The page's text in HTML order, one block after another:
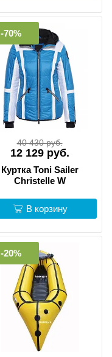
-70%
40 430 руб.
12 129 руб.
Куртка Toni Sailer
Christelle W
В корзину
-20%